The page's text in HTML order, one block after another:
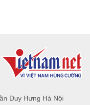
Duy Hưng Hà Nội